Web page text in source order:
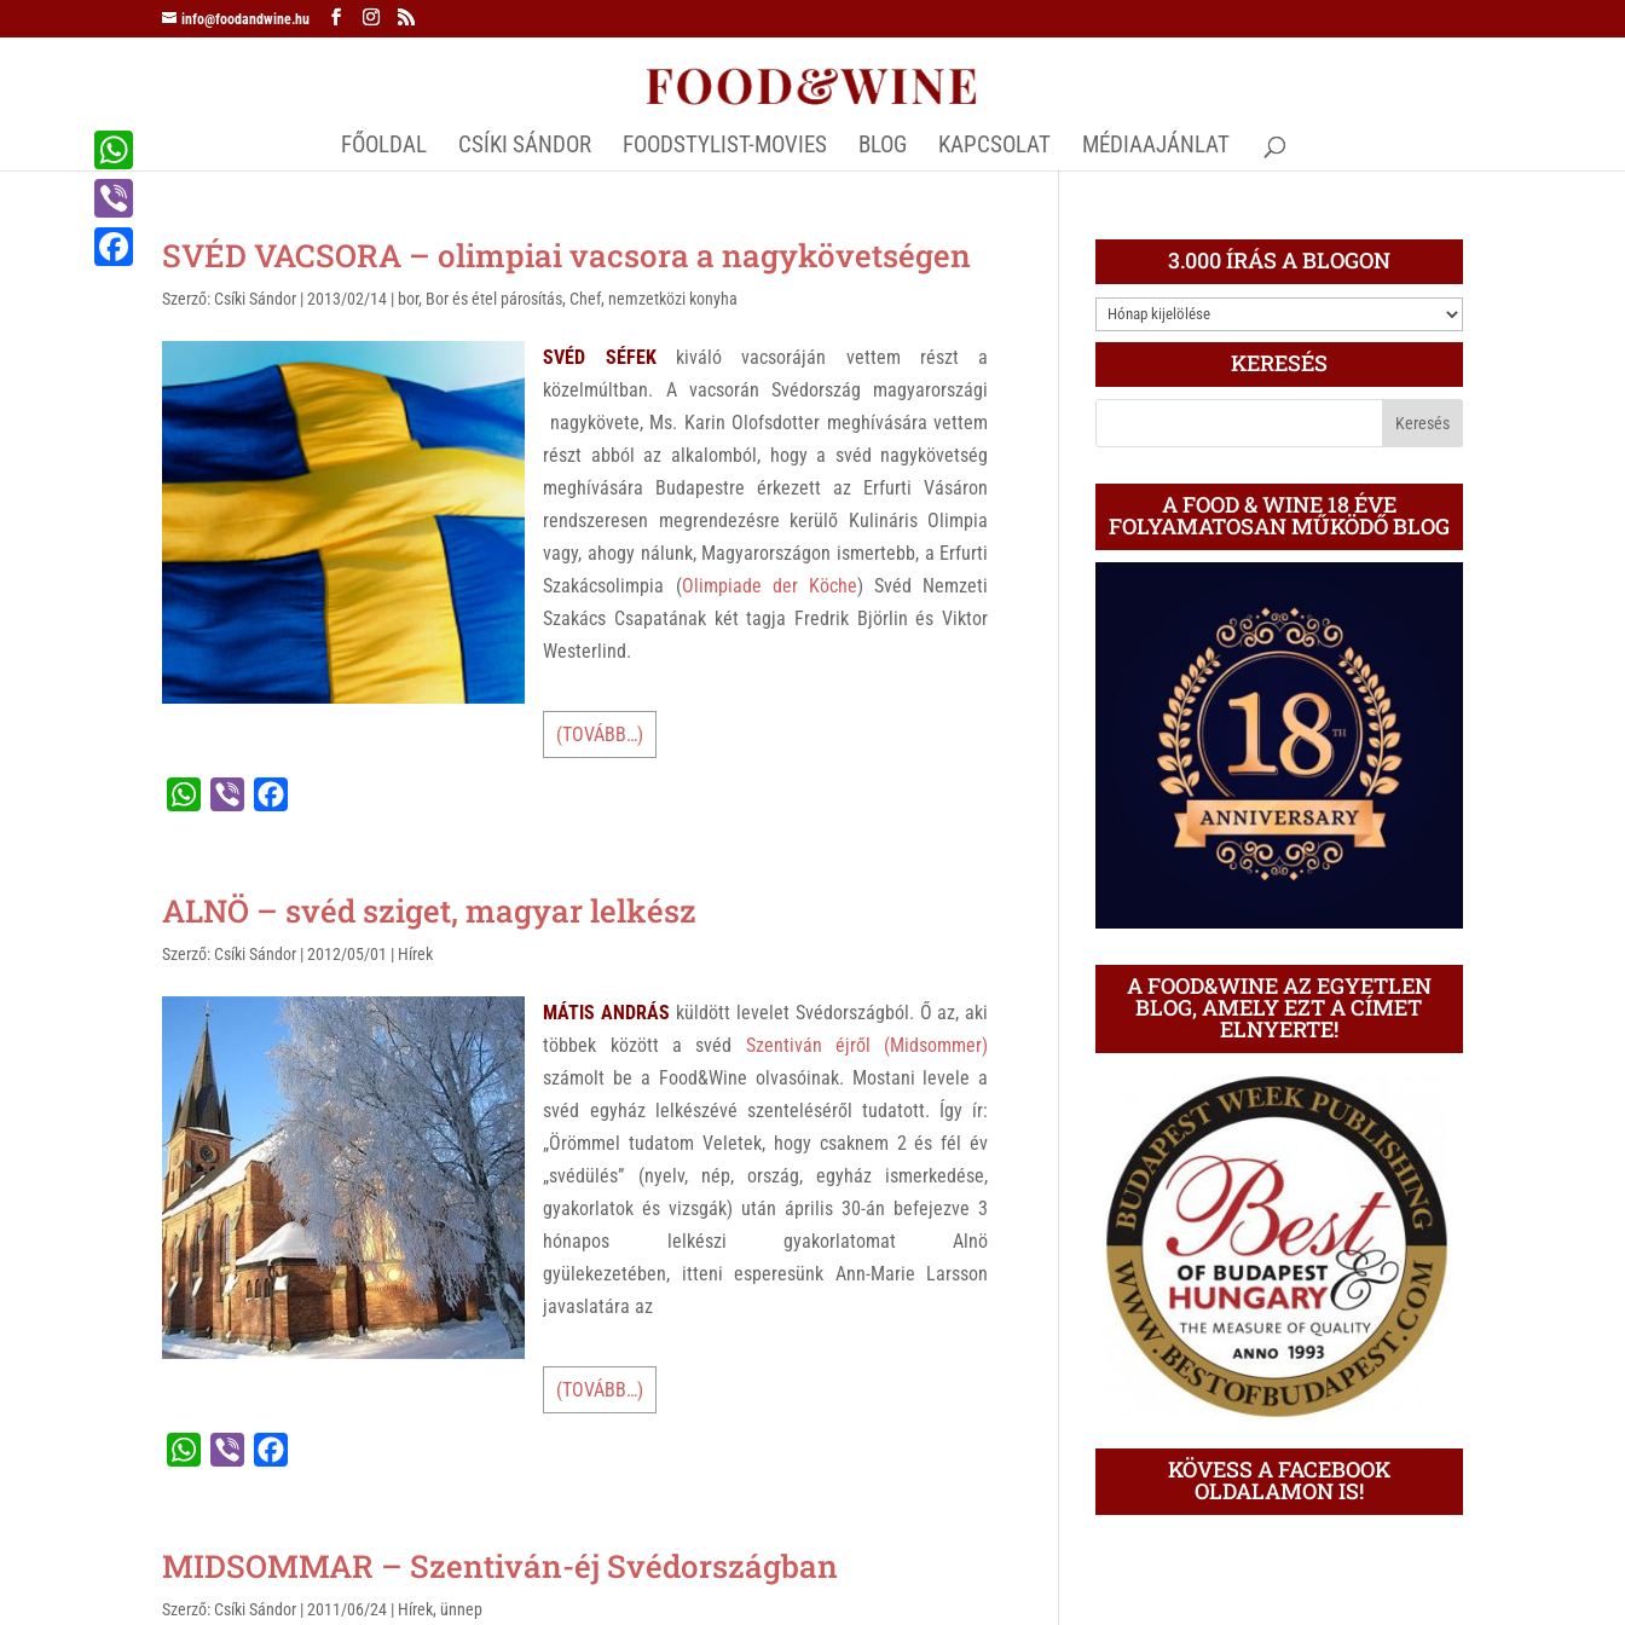
info@foodandwine.hu
FŐOLDAL CSÍKI SÁNDOR FOODSTYLIST-MOVIES BLOG KAPCSOLAT MÉDIAAJÁNLAT
SVÉD VACSORA – olimpiai vacsora a nagykövetségen
Szerző: Csíki Sándor |2013/02/14 | bor, Bor és étel párosítás, Chef, nemzetközi konyha
SVÉD SÉFEKkiváló vacsoráján vettem részt a
közelmúltban. A vacsorán Svédország magyarországi
nagykövete, Ms. Karin Olofsdotter meghívására vettem
részt abból az alkalomból, hogy a svéd nagykövetség
meghívására Budapestre érkezett az Erfurti Vásáron
rendszeresen megrendezésre kerülő Kulináris Olimpia
vagy, ahogy nálunk, Magyarországon ismertebb, a Erfurti
Szakácsolimpia (Olimpiade der Köche) Svéd Nemzeti
Szakács Csapatának két tagja Fredrik Björlin és Viktor
Westerlind.
(TOVÁBB…)
W
t
s
A
p
p
b
o
o
k
W
h
a
V
ALNÖ – svéd sziget, magyar lelkész
Szerző: Csíki Sándor |2012/05/01 | Hírek
MÁTIS ANDRÁS küldött levelet Svédországból. Ő az, aki
többek között a svéd Szentiván éjről (Midsommer)
számolt be a Food&Wine olvasóinak. Mostani levele a
svéd egyház lelkészévé szenteléséről tudatott. Így ír:
„Örömmel tudatom Veletek, hogy csaknem 2 és fél év
„svédülés” (nyelv, nép, ország, egyház ismerkedése,
gyakorlatok és vizsgák) után április 30-án befejezve 3
hónapos lelkészi gyakorlatomat Alnö
gyülekezetében, itteni esperesünk Ann-Marie Larsson
javaslatára az
(TOVÁBB…)
W
t
s
A
e
r
e
b
o
MIDSOMMAR – Szentiván-éj Svédországban
Szerző: Csíki Sándor |2011/06/24 | Hírek, ünnep
3.000 ÍRÁS A BLOGON
3.000
ÍRÁS
BLOGON
KERESÉS
A FOOD & WINE 18 ÉVE
FOLYAMATOSAN MŰKÖDŐ BLOG
A FOOD&WINE AZ EGYETLEN
BLOG, AMELY EZT A CÍMET
ELNYERTE!
KÖVESS A FACEBOOK
OLDALAMON IS!